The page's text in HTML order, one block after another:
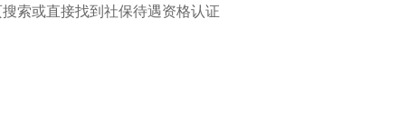
索或直接找到社保待遇资格认证